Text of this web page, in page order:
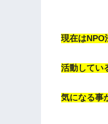
現在はNPO
活動してい
気になる事